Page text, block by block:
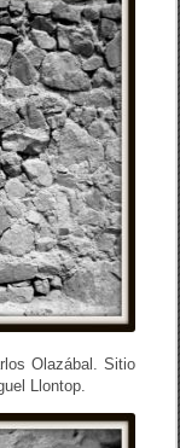
Olazábal. Sitio
Llontop.